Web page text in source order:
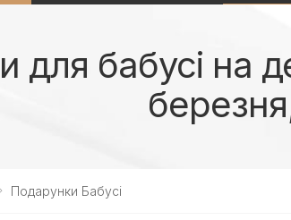
для бабусі на
Подарунки Бабусі